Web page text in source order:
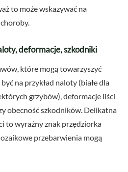
to może wskazywać na
deformacje, szkodniki
które mogą towarzyszyć
na przykład naloty (białe dla
grzybów), deformacje liści
obecność szkodników. Delikatna
to wyraźny znak przędziorka
przebarwienia mogą